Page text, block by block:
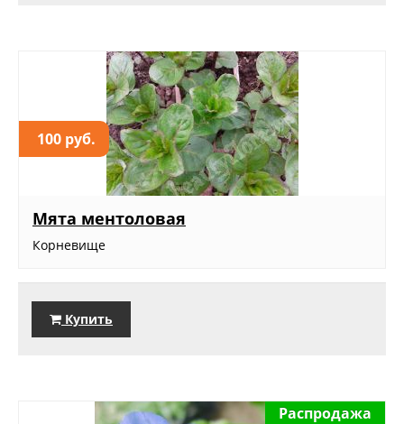
100 руб.
Мята ментоловая
Корневище
Купить
Распродажа